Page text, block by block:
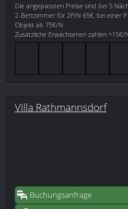
Die angepassten Preise sind bei 5
2-Bettzimmer für 2P/N 65€, bei einer
Objekt ab 75€/N
Zusätzliche Erwachsenen zahlen +15€/
Villa Rathmannsdorf
Buchungsanfrage